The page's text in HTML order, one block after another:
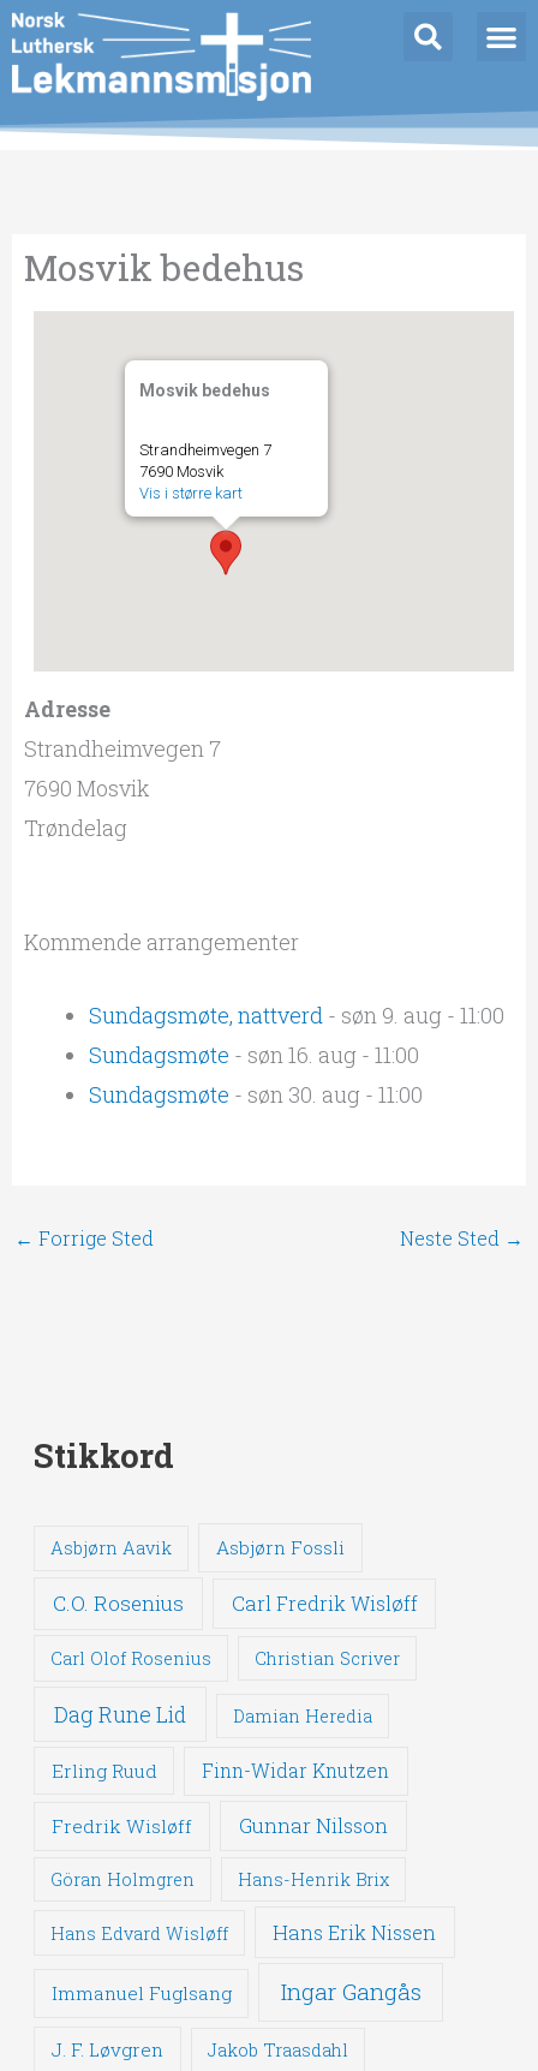
Hopp
rett
til
innholdet
Mosvik bedehus
Mosvik bedehus
Strandheimvegen 7
7690 Mosvik
Vis i større kart
Adresse
Strandheimvegen 7
7690 Mosvik
Trøndelag
Kommende arrangementer
Sundagsmøte, nattverd- søn 9. aug - 11:00
Sundagsmøte - søn 16. aug - 11:00
Sundagsmøte - søn 30. aug - 11:00
← Forrige Sted Neste Sted →
Stikkord
Asbjørn Aavik Asbjørn Fossli
C.O. Rosenius Carl Fredrik Wisløff
Carl Olof Rosenius Christian Scriver
Dag Rune Lid Damian Heredia
Erling Ruud Finn-Widar Knutzen
Fredrik Wisløff Gunnar Nilsson
Göran Holmgren Hans-Henrik Brix
Hans Edvard Wisløff Hans Erik Nissen
Immanuel Fuglsang Ingar Gangås
J. F. Løvgren Jakob Traasdahl